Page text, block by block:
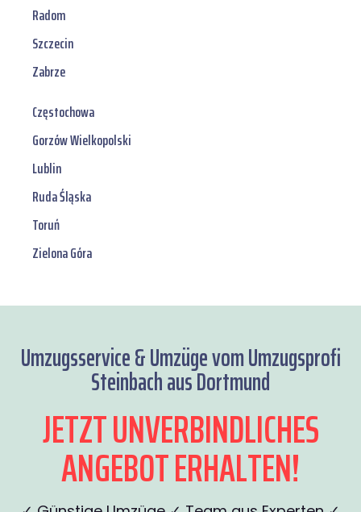
Radom
Szczecin
Zabrze
Częstochowa
Gorzów Wielkopolski
Lublin
Ruda Śląska
Toruń
Zielona Góra
Umzugsservice & Umzüge vom Umzugsprofi
Steinbach aus Dortmund
JETZT UNVERBINDLICHES
ANGEBOT ERHALTEN!